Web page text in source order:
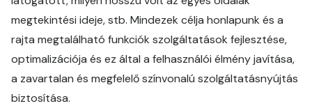
megtekintési ideje, stb. Mindezek célja honlapunk és a
rajta megtalálható funkciók szolgáltatások fejlesztése,
optimalizációja és ez által a felhasználói élmény javítása,
a zavartalan és megfelelő színvonalú szolgáltatásnyújtás
biztosítása.